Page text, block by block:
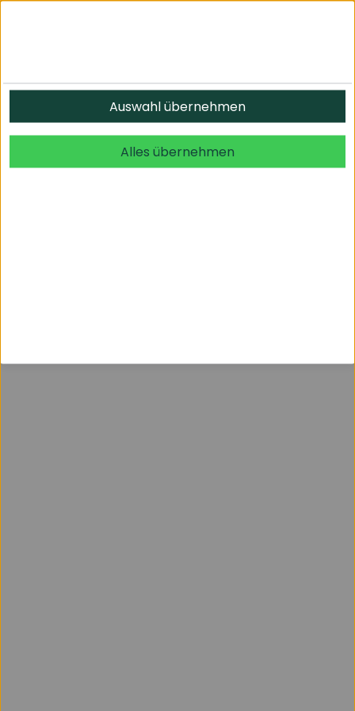
© 2026 undefined. alle Rechte vorbehalten.
Auswahl übernehmen
Alles übernehmen